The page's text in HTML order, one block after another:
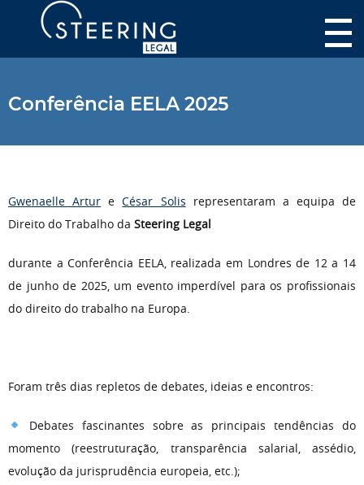
Conferência EELA 2025
Gwenaelle Artur eCésar Solis representaram a equipa de
Direito do Trabalho da Steering Legal
durante a Conferência EELA, realizada em Londres de 12 a 14
de junho de 2025, um evento imperdível para os profissionais
do direito do trabalho na Europa.
Foram três dias repletos de debates, ideias e encontros:
Debates fascinantes sobre as principais tendências do
momento (reestruturação, transparência salarial, assédio,
evolução da jurisprudência europeia, etc.);